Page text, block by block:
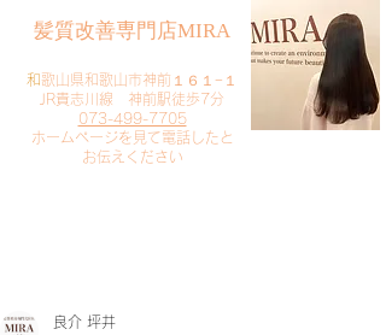
​髪質改善専門店MIRA
​和歌山県和歌山市神前１６１−１
JR貴志川線 神前駅徒歩7分
073-499-7705
​ホームページを見て電話したと
お伝えください
良介 坪井